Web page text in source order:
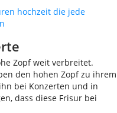
hochzeit die jede
Zopf weit verbreitet.
den hohen Zopf zu ihrem
bei Konzerten und in
dass diese Frisur bei